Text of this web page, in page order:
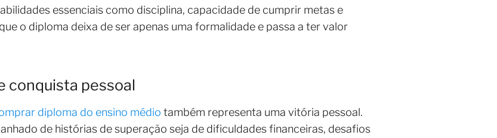
essenciais como disciplina, capacidade de cumprir metas e
o diploma deixa de ser apenas uma formalidade e passa a ter valor
conquista pessoal
diploma do ensino médio também representa uma vitória pessoal.
de histórias de superação seja de dificuldades financeiras, desafios